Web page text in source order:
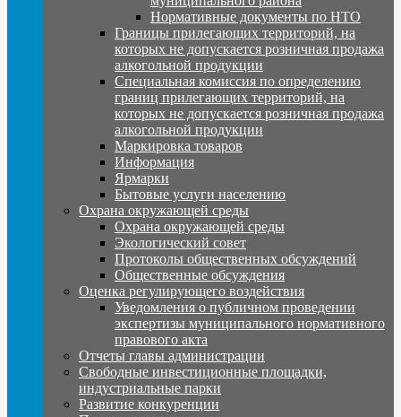
Нормативные документы по НТО
Границы прилегающих территорий, на
которых не допускается розничная продажа
алкогольной продукции
Специальная комиссия по определению
границ прилегающих территорий, на
которых не допускается розничная продажа
алкогольной продукции
Маркировка товаров
Информация
Ярмарки
Бытовые услуги населению
Охрана окружающей среды
Охрана окружающей среды
Экологический совет
Протоколы общественных обсуждений
Общественные обсуждения
Оценка регулирующего воздействия
Уведомления о публичном проведении
экспертизы муниципального нормативного
правового акта
Отчеты главы администрации
Свободные инвестиционные площадки,
индустриальные парки
Развитие конкуренции